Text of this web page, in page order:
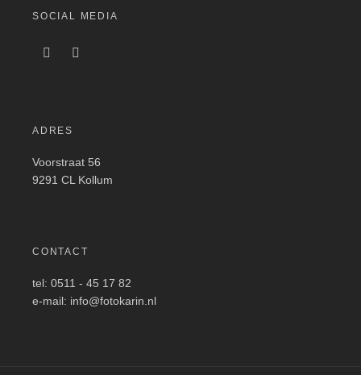
SOCIAL MEDIA
ADRES
Voorstraat 56
9291 CL Kollum
CONTACT
tel: 0511 - 45 17 82
e-mail: info@fotokarin.nl